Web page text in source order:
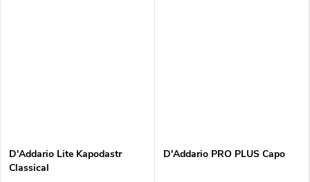
D'Addario Lite Kapodastr
Classical
D'Addario PRO PLUS Capo